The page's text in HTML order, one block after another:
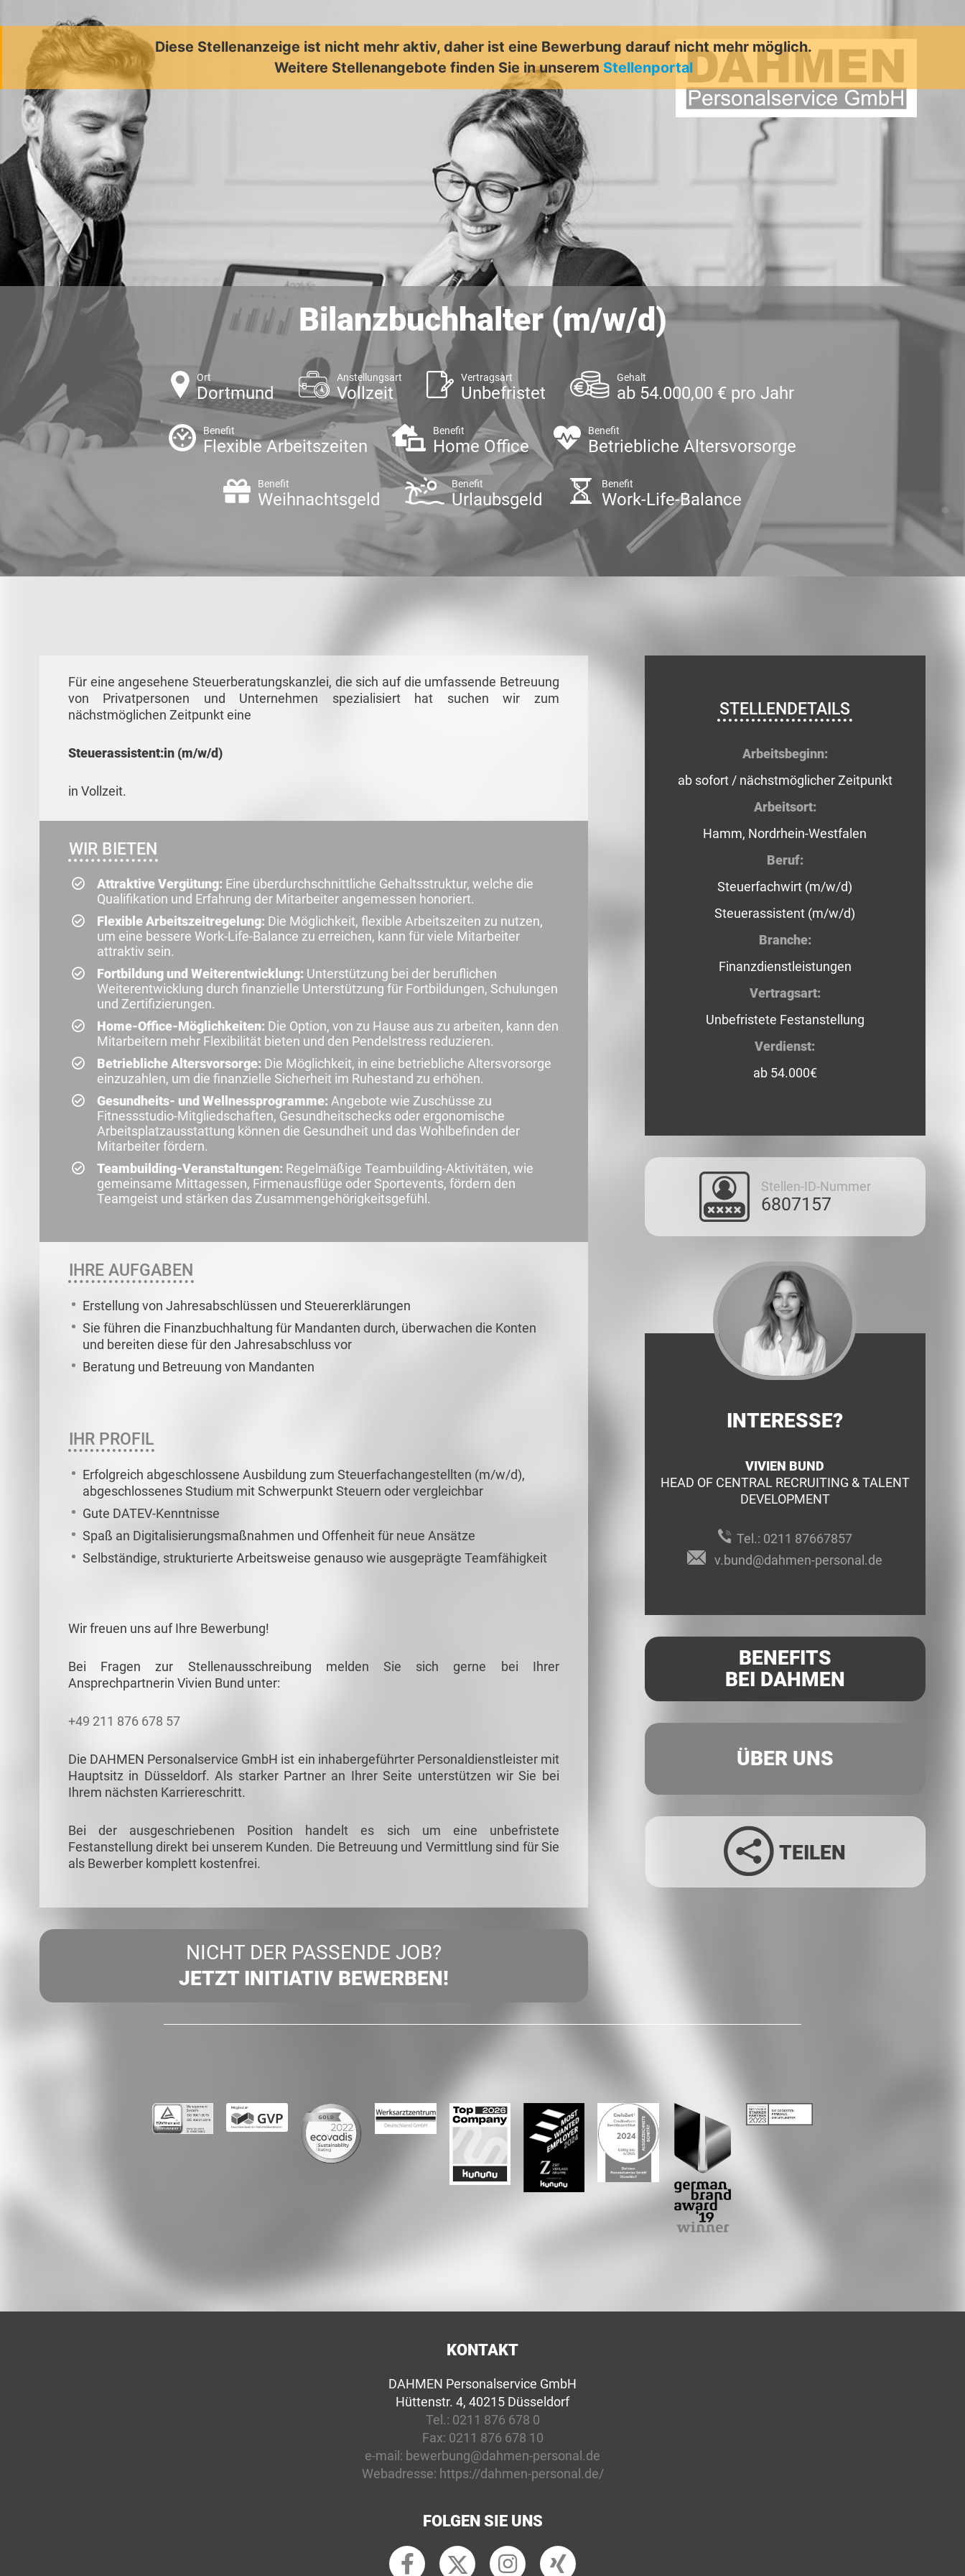
Diese Stellenanzeige ist nicht mehr aktiv, daher ist eine Bewerbung darauf nicht mehr möglich.
Weitere Stellenangebote finden Sie in unserem Stellenportal
Bilanzbuchhalter (m/w/d)
Ort
Dortmund
Anstellungsart
Vollzeit
Vertragsart
Unbefristet
Gehalt
ab 54.000,00 € pro Jahr
Benefit
Flexible Arbeitszeiten
Benefit
Home Office
Benefit
Betriebliche Altersvorsorge
Benefit
Weihnachtsgeld
Benefit
Urlaubsgeld
Benefit
Work-Life-Balance
Für eine angesehene Steuerberatungskanzlei, die sich auf die umfassende Betreuung
von Privatpersonen und Unternehmen spezialisiert hat suchen wir zum
nächstmöglichen Zeitpunkt eine
Steuerassistent:in (m/w/d)
in Vollzeit.
WIR BIETEN
Attraktive Vergütung: Eine überdurchschnittliche Gehaltsstruktur, welche die
Qualifikation und Erfahrung der Mitarbeiter angemessen honoriert.
Flexible Arbeitszeitregelung: Die Möglichkeit, flexible Arbeitszeiten zu nutzen,
um eine bessere Work-Life-Balance zu erreichen, kann für viele Mitarbeiter
attraktiv sein.
Fortbildung und Weiterentwicklung: Unterstützung bei der beruflichen
Weiterentwicklung durch finanzielle Unterstützung für Fortbildungen, Schulungen
und Zertifizierungen.
Home-Office-Möglichkeiten: Die Option, von zu Hause aus zu arbeiten, kann den
Mitarbeitern mehr Flexibilität bieten und den Pendelstress reduzieren.
Betriebliche Altersvorsorge: Die Möglichkeit, in eine betriebliche Altersvorsorge
einzuzahlen, um die finanzielle Sicherheit im Ruhestand zu erhöhen.
Gesundheits- und Wellnessprogramme: Angebote wie Zuschüsse zu
Fitnessstudio-Mitgliedschaften, Gesundheitschecks oder ergonomische
Arbeitsplatzausstattung können die Gesundheit und das Wohlbefinden der
Mitarbeiter fördern.
Teambuilding-Veranstaltungen: Regelmäßige Teambuilding-Aktivitäten, wie
gemeinsame Mittagessen, Firmenausflüge oder Sportevents, fördern den
Teamgeist und stärken das Zusammengehörigkeitsgefühl.
IHRE AUFGABEN
Erstellung von Jahresabschlüssen und Steuererklärungen
Sie führen die Finanzbuchhaltung für Mandanten durch, überwachen die Konten
und bereiten diese für den Jahresabschluss vor
Beratung und Betreuung von Mandanten
IHR PROFIL
Erfolgreich abgeschlossene Ausbildung zum Steuerfachangestellten (m/w/d),
abgeschlossenes Studium mit Schwerpunkt Steuern oder vergleichbar
Gute DATEV-Kenntnisse
Spaß an Digitalisierungsmaßnahmen und Offenheit für neue Ansätze
Selbständige, strukturierte Arbeitsweise genauso wie ausgeprägte Teamfähigkeit
Wir freuen uns auf Ihre Bewerbung!
Bei Fragen zur Stellenausschreibung melden Sie sich gerne bei Ihrer
Ansprechpartnerin Vivien Bund unter:
+49 211 876 678 57
Die DAHMEN Personalservice GmbH ist ein inhabergeführter Personaldienstleister mit
Hauptsitz in Düsseldorf. Als starker Partner an Ihrer Seite unterstützen wir Sie bei
Ihrem nächsten Karriereschritt.
Bei der ausgeschriebenen Position handelt es sich um eine unbefristete
Festanstellung direkt bei unserem Kunden. Die Betreuung und Vermittlung sind für Sie
als Bewerber komplett kostenfrei.
NICHT DER PASSENDE JOB?
JETZT INITIATIV BEWERBEN!
STELLENDETAILS
Arbeitsbeginn:
ab sofort / nächstmöglicher Zeitpunkt
Arbeitsort:
Hamm, Nordrhein-Westfalen
Beruf:
Steuerfachwirt (m/w/d)
Steuerassistent (m/w/d)
Branche:
Finanzdienstleistungen
Vertragsart:
Unbefristete Festanstellung
Verdienst:
ab 54.000€
Stellen-ID-Nummer
6807157
INTERESSE?
VIVIEN BUND
HEAD OF CENTRAL RECRUITING & TALENT
DEVELOPMENT
Tel.: 0211 87667857
v.bund@dahmen-personal.de
BENEFITS
BEI DAHMEN
ÜBER UNS
TEILEN
KONTAKT
DAHMEN Personalservice GmbH
Hüttenstr. 4, 40215 Düsseldorf
Tel.: 0211 876 678 0
Fax: 0211 876 678 10
e-mail: bewerbung@dahmen-personal.de
Webadresse: https://dahmen-personal.de/
FOLGEN SIE UNS